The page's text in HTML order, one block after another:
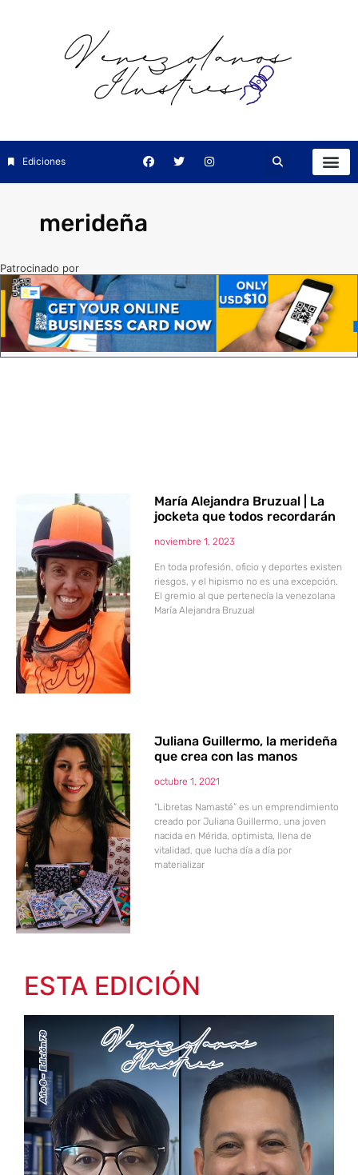
Ediciones
merideña
Patrocinado por
María Alejandra Bruzual | La
jocketa que todos recordarán
noviembre 1, 2023
En toda profesión, oficio y deportes existen
riesgos, y el hipismo no es una excepción.
El gremio al que pertenecía la venezolana
María Alejandra Bruzual
Juliana Guillermo, la merideña
que crea con las manos
octubre 1, 2021
“Libretas Namasté” es un emprendimiento
creado por Juliana Guillermo, una joven
nacida en Mérida, optimista, llena de
vitalidad, que lucha día a día por
materializar
ESTA EDICIÓN